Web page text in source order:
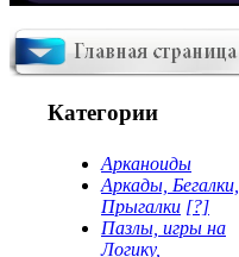
Категории
Арканоиды
Аркады, Бегалки,
Прыгалки [?]
Пазлы, игры на
Логику,